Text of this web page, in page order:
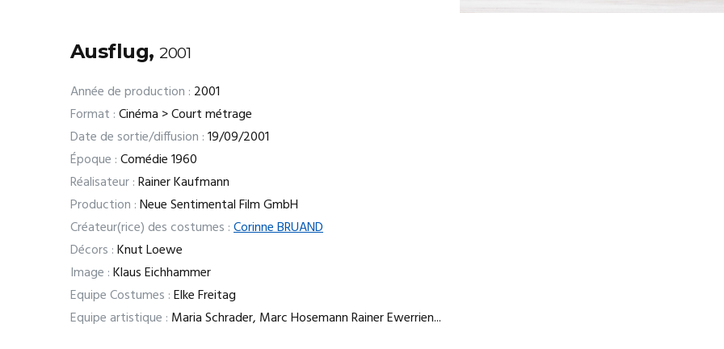
Ausflug,2001
Année de production : 2001
Format :Cinéma > Court métrage
Date de sortie/diffusion :19/09/2001
Époque :Comédie 1960
Réalisateur :Rainer Kaufmann
Production :Neue Sentimental Film GmbH
Créateur(rice) des costumes :Corinne BRUAND
Décors :Knut Loewe
Image :Klaus Eichhammer
Equipe Costumes :Elke Freitag
Equipe artistique : Maria Schrader, Marc Hosemann Rainer Ewerrien...